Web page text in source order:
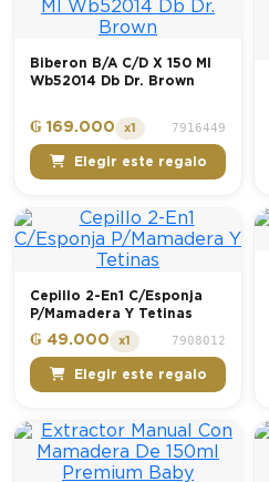
Biberon B/A C/D X 150 Ml
Wb52014 Db Dr. Brown
₲ 169.000 x1 7916449
Elegir este regalo
Cepillo 2-En1 C/Esponja
P/Mamadera Y Tetinas
₲ 49.000 x1 7908012
Elegir este regalo